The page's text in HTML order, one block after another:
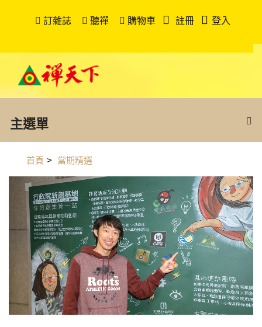
訂雜誌 聽禪 購物車 註冊 登入
主選單
首頁 > 當期精選